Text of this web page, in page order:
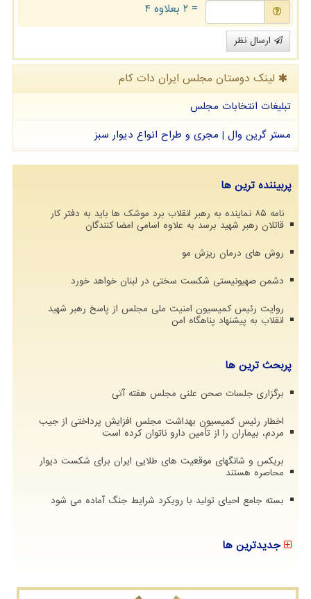
= ۲ بعلاوه ۴
ارسال نظر
لینک دوستان مجلس ایران دات كام
تبلیغات انتخابات مجلس
مستر گرین وال | مجری و طراح انواع دیوار سبز
پربیننده ترین ها
نامه ۸۵ نماینده به رهبر انقلاب برد موشک ها باید به دفتر کار
قاتلان رهبر شهید برسد به علاوه اسامی امضا کنندگان
روش های درمان ریزش مو
دشمن صهیونیستی شکست سختی در لبنان خواهد خورد
روایت رئیس کمیسیون امنیت ملی مجلس از پاسخ رهبر شهید
انقلاب به پیشنهاد پناهگاه امن
پربحث ترین ها
برگزاری جلسات صحن علنی مجلس هفته آتی
اخطار رئیس کمیسیون بهداشت مجلس افزایش پرداختی از جیب
مردم، بیماران را از تأمین دارو ناتوان کرده است
بریکس و شانگهای موقعیت های طلایی ایران برای شکست دیوار
محاصره هستند
بسته جامع احیای تولید با رویکرد شرایط جنگ آماده می شود
جدیدترین ها